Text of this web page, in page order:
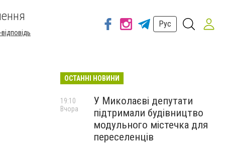
Рус
ОСТАННІ НОВИНИ
У Миколаєві депутати
підтримали будівництво
модульного містечка для
переселенців
19:10
Вчора